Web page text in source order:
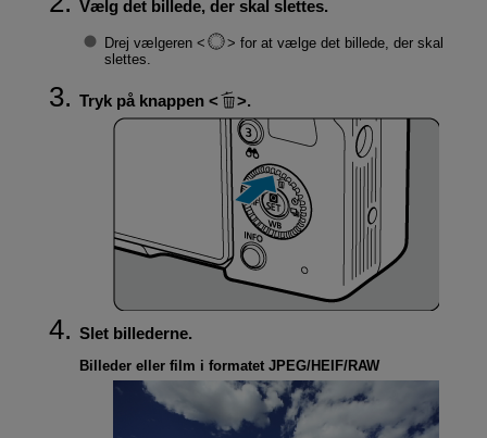
Vælg det billede, der skal slettes.
Drej vælgeren
for at vælge det billede, der skal
slettes.
Tryk på knappen .
Slet billederne.
Billeder eller film i formatet JPEG/HEIF/RAW